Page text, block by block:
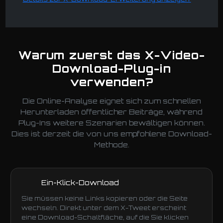
Warum zuerst das X-Video-
Download-Plug-in
verwenden?
Die Online-Analyse eignet sich zum schnellen
Herunterladen öffentlicher Beiträge, während
Plug-Ins weitere Szenarien bewältigen können.
Dies ist derzeit die von uns empfohlene Download-
Methode.
Ein-Klick-Download
Sie müssen keine Links kopieren oder die Seite
wechseln. Direkt unter dem X-Tweet erscheint
eine Download-Schaltfläche, auf die Sie klicken